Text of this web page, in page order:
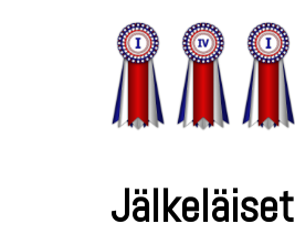
Jälkeläiset